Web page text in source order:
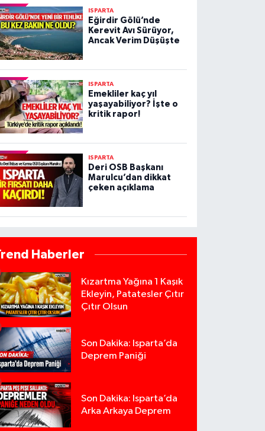
ISPARTA
Eğirdir Gölü’nde
Kerevit Avı Sürüyor,
Ancak Verim Düşüşte
ISPARTA
Emekliler kaç yıl
yaşayabiliyor? İşte o
kritik rapor!
ISPARTA
Deri OSB Başkanı
Marulcu’dan dikkat
çeken açıklama
Haberler
Kızartma Yağına 1 Kaşık
Ekleyin, Patatesler Çıtır
Çıtır Olsun
Son Dakika: Isparta’da
Deprem Paniği
Son Dakika: Isparta’da
Arka Arkaya Deprem